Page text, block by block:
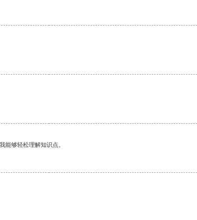
能够轻松理解知识点。